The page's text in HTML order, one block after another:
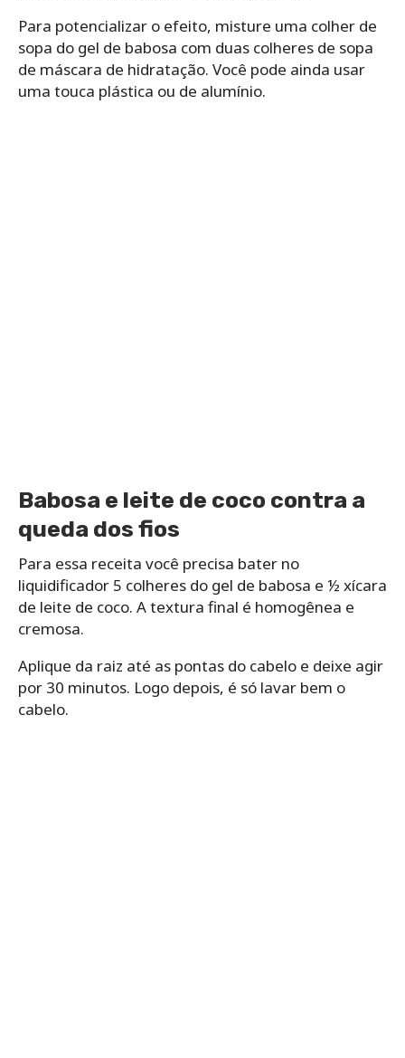
Para potencializar o efeito, misture uma colher de
sopa do gel de babosa com duas colheres de sopa
de máscara de hidratação. Você pode ainda usar
uma touca plástica ou de alumínio.
Babosa e leite de coco contra a
queda dos fios
Para essa receita você precisa bater no
liquidificador 5 colheres do gel de babosa e ½ xícara
de leite de coco. A textura final é homogênea e
cremosa.
Aplique da raiz até as pontas do cabelo e deixe agir
por 30 minutos. Logo depois, é só lavar bem o
cabelo.